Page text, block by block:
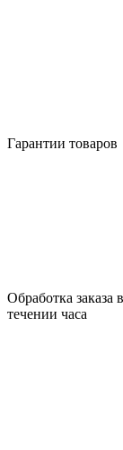
Гарантии товаров
Обработка заказа в
течении часа